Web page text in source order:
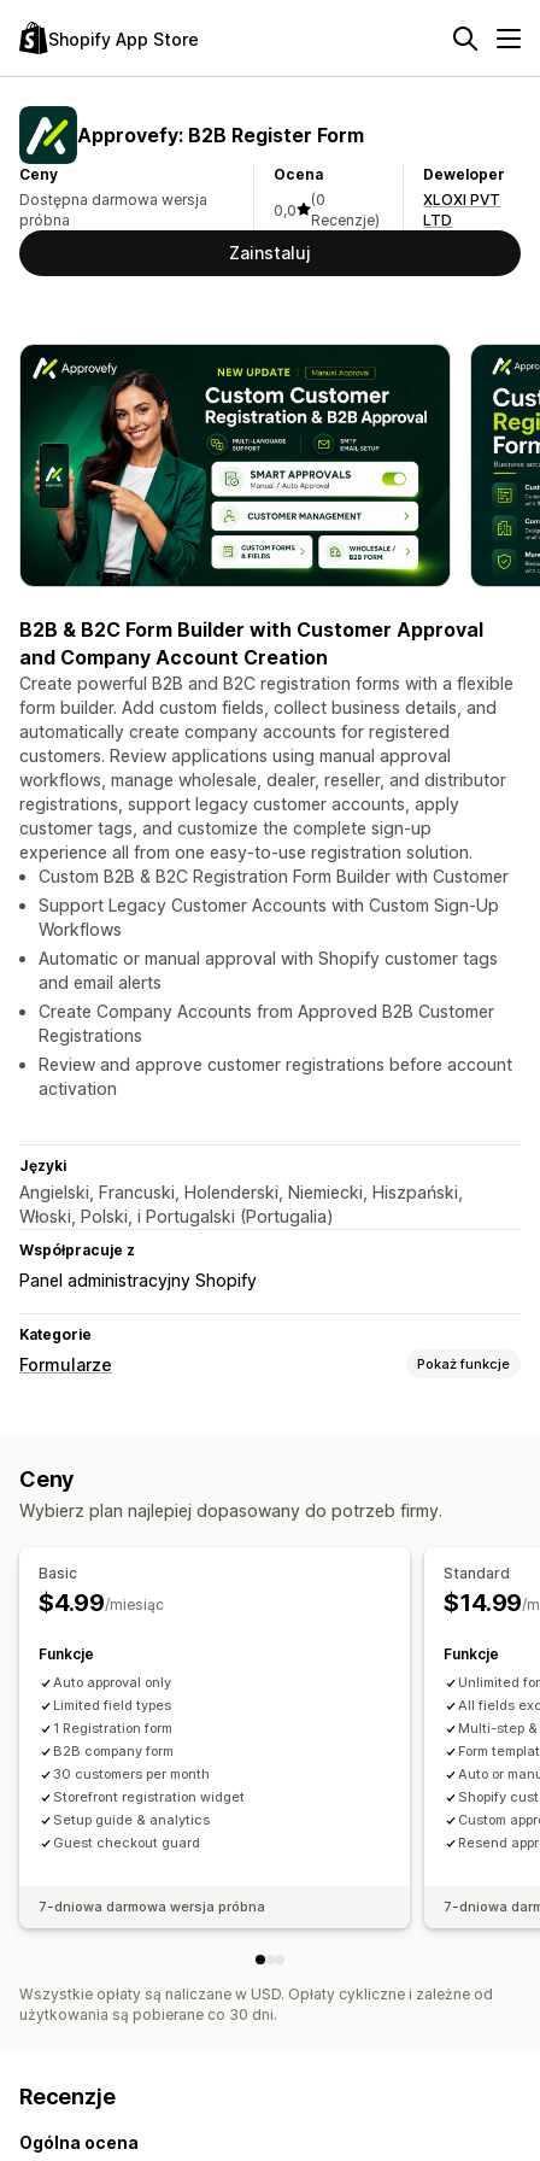
Shopify App Store
Approvefy: B2B Register Form
Ceny
Dostępna darmowa wersja
próbna
Ocena
0,0
(0
Recenzje)
Deweloper
XLOXI PVT
LTD
Zainstaluj
B2B & B2C Form Builder with Customer Approval
and Company Account Creation
Create powerful B2B and B2C registration forms with a flexible
form builder. Add custom fields, collect business details, and
automatically create company accounts for registered
customers. Review applications using manual approval
workflows, manage wholesale, dealer, reseller, and distributor
registrations, support legacy customer accounts, apply
customer tags, and customize the complete sign-up
experience all from one easy-to-use registration solution.
Custom B2B & B2C Registration Form Builder with Customer
Support Legacy Customer Accounts with Custom Sign-Up
Workflows
Automatic or manual approval with Shopify customer tags
and email alerts
Create Company Accounts from Approved B2B Customer
Registrations
Review and approve customer registrations before account
activation
Języki
Angielski, Francuski, Holenderski, Niemiecki, Hiszpański,
Włoski, Polski, i Portugalski (Portugalia)
Współpracuje z
Panel administracyjny Shopify
Kategorie
Formularze Pokaż funkcje
Wiele kroków
Pola niestandardowe
Logika dynamiczna
Pole wyboru RODO
Zarządzanie danymi
Odpowiedzi e-mail
Eksport danych
Pulpit
Śledzenie statusu Historia
Ceny
Wybierz plan najlepiej dopasowany do potrzeb firmy.
Basic
$4.99/miesiąc
Funkcje
Auto approval only
Limited field types
1 Registration form
B2B company form
30 customers per month
Storefront registration widget
Setup guide & analytics
Guest checkout guard
7-dniowa darmowa wersja próbna
Standard
$14.99/
Funkcje
Unlimited
All fields
Multi-step
Form
Auto or
Shopify
Custom
Resend
7-dniowa
Wszystkie opłaty są naliczane w USD. Opłaty cykliczne i zależne od
użytkowania są pobierane co 30 dni.
Recenzje
Ogólna ocena